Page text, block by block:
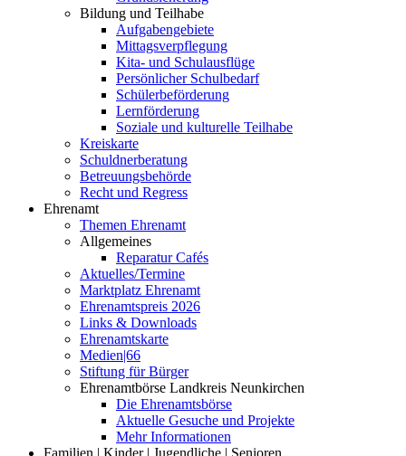
Bildung und Teilhabe
Aufgabengebiete
Mittagsverpflegung
Kita- und Schulausflüge
Persönlicher Schulbedarf
Schülerbeförderung
Lernförderung
Soziale und kulturelle Teilhabe
Kreiskarte
Schuldnerberatung
Betreuungsbehörde
Recht und Regress
Ehrenamt
Themen Ehrenamt
Allgemeines
Reparatur Cafés
Aktuelles/Termine
Marktplatz Ehrenamt
Ehrenamtspreis 2026
Links & Downloads
Ehrenamtskarte
Medien|66
Stiftung für Bürger
Ehrenamtbörse Landkreis Neunkirchen
Die Ehrenamtsbörse
Aktuelle Gesuche und Projekte
Mehr Informationen
Familien | Kinder | Jugendliche | Senioren